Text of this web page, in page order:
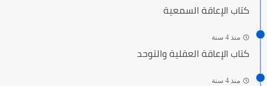
كتاب الإعاقة السمعية
منذ 4 سنة
كتاب الإعاقة العقلية والتوحد
منذ 4 سنة